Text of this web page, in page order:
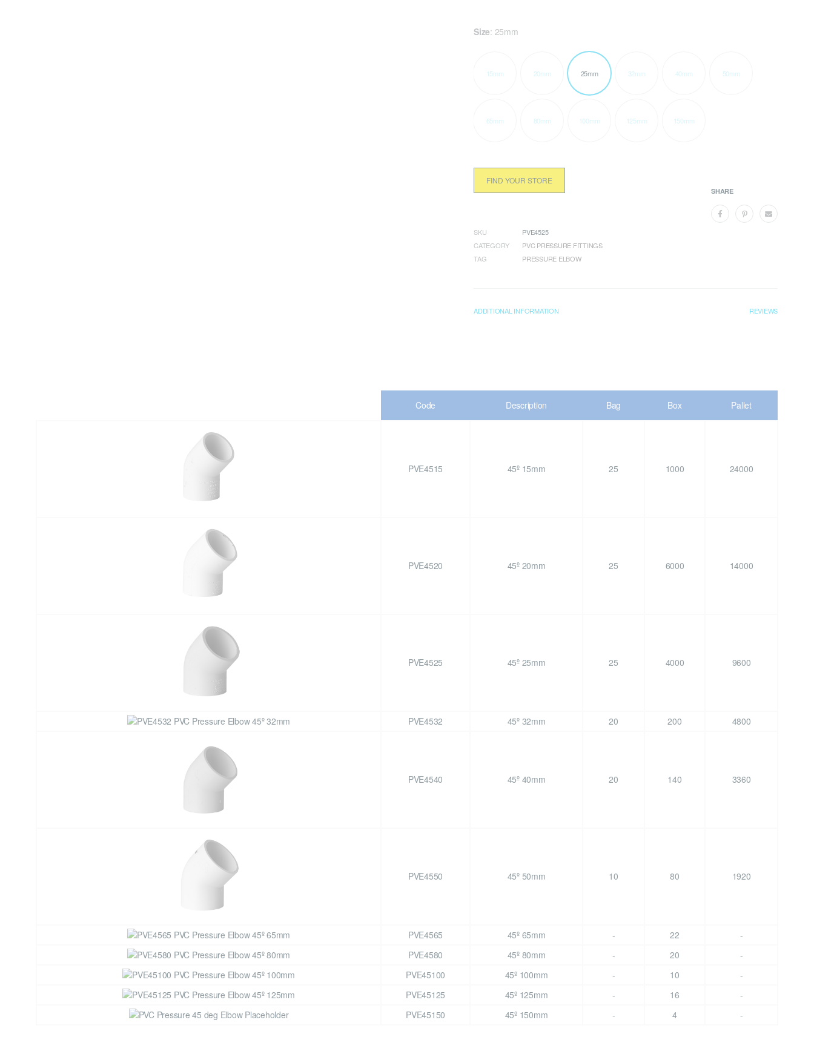
Size: 25mm
15mm 20mm 25mm 32mm 40mm 50mm
65mm 80mm 100mm 125mm 150mm
FIND YOUR STORE
SHARE
SKU
PVE4525
CATEGORY
PVC PRESSURE FITTINGS
TAG
PRESSURE ELBOW
ADDITIONAL INFORMATION REVIEWS
Code Description Bag Box Pallet
PVE4515 45º 15mm 25 1000 24000
PVE4520 45º 20mm 25 6000 14000
PVE4525 45º 25mm 25 4000 9600
PVE4532 45º 32mm 20 200 4800
PVE4540 45º 40mm 20 140 3360
PVE4550 45º 50mm 10 80 1920
PVE4565 45º 65mm - 22
-
PVE4580
45º 80mm - 20
-
PVE45100
45º 100mm - 10
-
PVE45125
45º 125mm - 16
-
PVE45150
45º 150mm - 4 -